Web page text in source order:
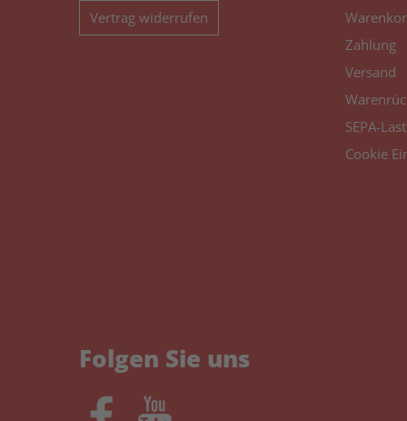
Vertrag widerrufen
Zahlung
Versand
SEPA-
Cookie
Folgen Sie uns